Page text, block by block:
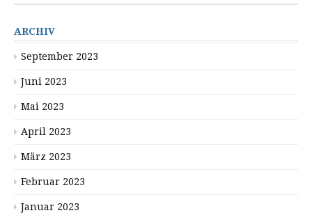
ARCHIV
September 2023
Juni 2023
Mai 2023
April 2023
März 2023
Februar 2023
Januar 2023